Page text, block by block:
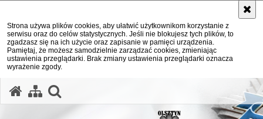
Strona używa plików cookies, aby ułatwić użytkownikom korzystanie z
serwisu oraz do celów statystycznych. Jeśli nie blokujesz tych plików, to
zgadzasz się na ich użycie oraz zapisanie w pamięci urządzenia.
Pamiętaj, że możesz samodzielnie zarządzać cookies, zmieniając
ustawienia przeglądarki. Brak zmiany ustawienia przeglądarki oznacza
wyrażenie zgody.